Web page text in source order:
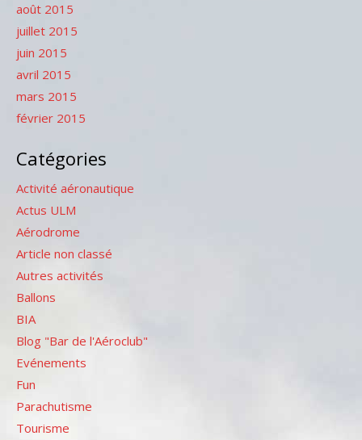
août 2015
juillet 2015
juin 2015
avril 2015
mars 2015
février 2015
Catégories
Activité aéronautique
Actus ULM
Aérodrome
Article non classé
Autres activités
Ballons
BIA
Blog "Bar de l'Aéroclub"
Evénements
Fun
Parachutisme
Tourisme